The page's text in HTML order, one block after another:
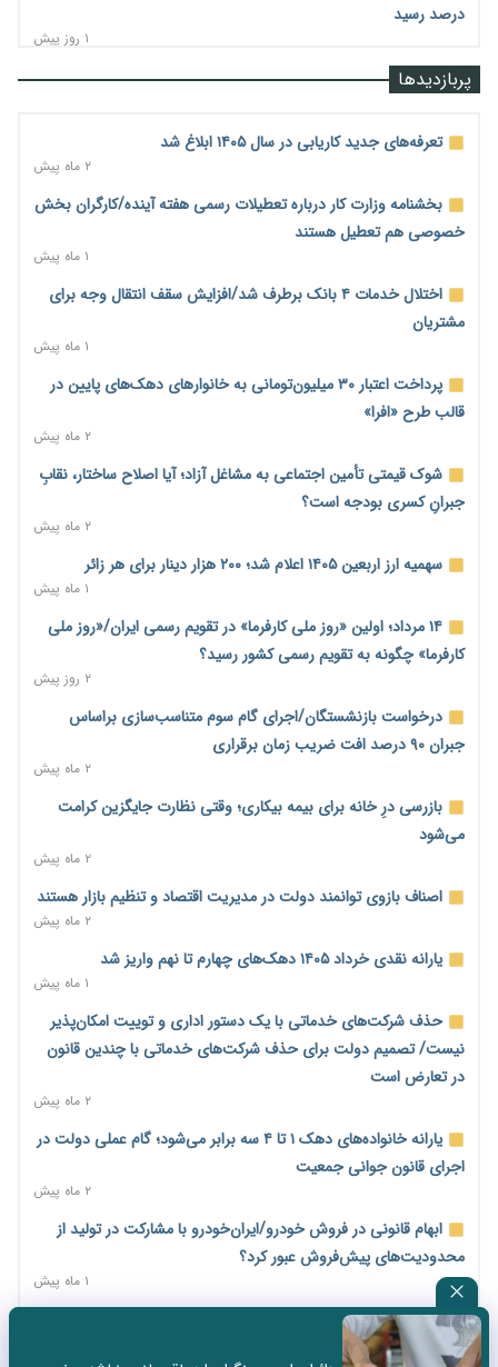
درصد رسید
۱ روز پیش
رشد ۷۵ هزار میلیاردی بازار خرید اعتباری؛ فین‌تک‌ها وارد میدان
آغاز اجرای پایلوت «ردا کارت» برای دانشجویان تحصیلات تکمیلی
۱ روز پیش
محدودیت تازه برای شبکه بانکی؛ افزایش سپرده قانونی با هدف
کنترل تورم
۱ روز پیش
ترمز تولید خودرو کشیده شد؛ افت ۲۵ درصدی تیراژ ایران‌خودرو،
سایپا و پارس‌خودرو
۱ روز پیش
بنگاه‌داری بانک‌ها؛ مانع بزرگ خانه‌دار شدن مستأجران
نماینده مجلس: توسعه مرزهای زمینی به راهبرد تأمین کالاهای
اساسی تبدیل شود
۱ روز پیش
خانه کارگر قزوین: شکاف دستمزد و هزینه معیشت هر روز عمیق‌تر
می‌شود
۱ روز پیش
رئیس سازمان امور مالیاتی: بلاگرهای پردرآمد مشمول پرداخت
مالیات هستند
۱ روز پیش
پیش‌بینی افزایش تولید برنج؛ نیاز وارداتی کشور به ۵۰۰ هزار تن
کاهش می‌یابد
۱ روز پیش
امضای تفاهم‌نامه تجاری ایران و پاکستان؛ هدف‌گذاری تجارت ۱۰
اختیارات جدید گمرکات برای تمدید ورود موقت کالا و خودرو تا
پایان شهریور ابلاغ شد
۱ روز پیش
مرحله سیزدهم کالابرگ در سایه تورم؛ قدرت خرید یارانه یک‌میلیونی
۱۴ مرداد؛ اولین «روز ملی کارفرما» در تقویم رسمی ایران/«روز ملی
کارفرما» چگونه به تقویم رسمی کشور رسید؟
۲ روز پیش
سکه در یک قدمی ۱۸۵ میلیون تومان
پربازدیدها
تعرفه‌های جدید کاریابی در سال ۱۴۰۵ ابلاغ شد
۲ ماه پیش
بخشنامه وزارت کار درباره تعطیلات رسمی هفته آینده/کارگران بخش
خصوصی هم تعطیل هستند
۱ ماه پیش
اختلال خدمات ۴ بانک برطرف شد/افزایش سقف انتقال وجه برای
مشتریان
۱ ماه پیش
پرداخت اعتبار ۳۰ میلیون‌تومانی به خانوارهای دهک‌های پایین در
قالب طرح «افرا»
۲ ماه پیش
شوک قیمتی تأمین اجتماعی به مشاغل آزاد؛ آیا اصلاح ساختار، نقابِ
جبرانِ کسری بودجه است؟
۲ ماه پیش
سهمیه ارز اربعین ۱۴۰۵ اعلام شد؛ ۲۰۰ هزار دینار برای هر زائر
۱ ماه پیش
۱۴ مرداد؛ اولین «روز ملی کارفرما» در تقویم رسمی ایران/«روز ملی
کارفرما» چگونه به تقویم رسمی کشور رسید؟
۲ روز پیش
درخواست بازنشستگان/اجرای گام سوم متناسب‌سازی براساس
جبران ۹۰ درصد افت ضریب زمان برقراری
۲ ماه پیش
بازرسی درِ خانه برای بیمه بیکاری؛ وقتی نظارت جایگزین کرامت
می‌شود
۲ ماه پیش
اصناف بازوی توانمند دولت در مدیریت اقتصاد و تنظیم بازار هستند
۲ ماه پیش
یارانه نقدی خرداد ۱۴۰۵ دهک‌های چهارم تا نهم واریز شد
۱ ماه پیش
حذف شرکت‌های خدماتی با یک دستور اداری و توییت امکان‌پذیر
نیست/ تصمیم دولت برای حذف شرکت‌های خدماتی با چندین قانون
در تعارض است
۲ ماه پیش
یارانه خانواده‌های دهک ۱ تا ۴ سه برابر می‌شود؛ گام عملی دولت در
اجرای قانون جوانی جمعیت
۲ ماه پیش
ابهام قانونی در فروش خودرو/ایران‌خودرو با مشارکت در تولید از
محدودیت‌های پیش‌فروش عبور کرد؟
۱ ماه پیش
سه نماد جدید اخزا در فرابورس پذیرش شد